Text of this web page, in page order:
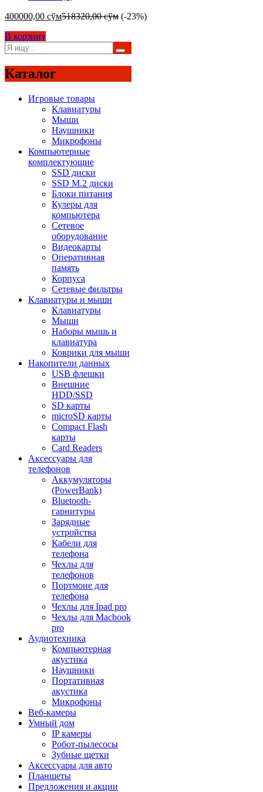
400000,00 сўм518320,00сўм (-23%)
В корзину
Каталог
Игровые товары
Клавиатуры
Мыши
Наушники
Микрофоны
Компьютерные
комплектующие
SSD диски
SSD M.2 диски
Блоки питания
Кулеры для
компьютера
Сетевое
оборудование
Видеокарты
Оперативная
память
Корпуса
Сетевые фильтры
Клавиатуры и мыши
Клавиатуры
Мыши
Наборы мышь и
клавиатура
Коврики для мыши
Накопители данных
USB флешки
Внешние
HDD/SSD
SD карты
microSD карты
Compact Flash
карты
Card Readers
Аксессуары для
телефонов
Аккумуляторы
(PowerBank)
Bluetooth-
гарнитуры
Зарядные
устройства
Кабели для
телефона
Чехлы для
телефонов
Портмоне для
телефона
Чехлы для Ipad pro
Чехлы для Macbook
pro
Аудиотехника
Компьютерная
акустика
Наушники
Портативная
акустика
Микрофоны
Веб-камеры
Умный дом
IP камеры
Робот-пылесосы
Зубные щетки
Аксессуары для авто
Планшеты
Предложения и акции